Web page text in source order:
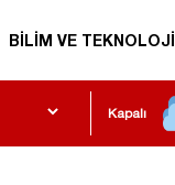
BİLİM VE TEKNOLOJİ
Kapalı